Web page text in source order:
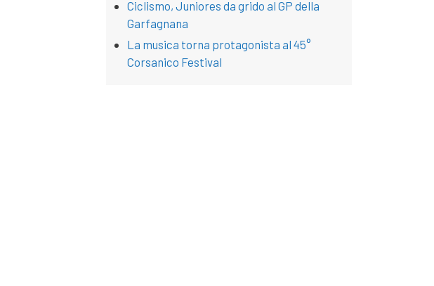
Ciclismo, Juniores da grido al GP della
Garfagnana
La musica torna protagonista al 45°
Corsanico Festival